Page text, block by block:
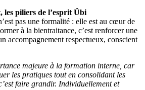
les piliers de l’esprit Übi
pas une formalité : elle est au cœur de
à la bientraitance, c’est renforcer une
accompagnement respectueux, conscient
majeure à la formation interne, car
les pratiques tout en consolidant les
faire grandir. Individuellement et